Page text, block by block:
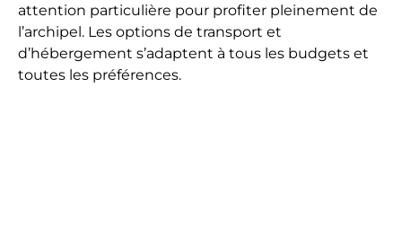
attention particulière pour profiter pleinement de
l’archipel. Les options de transport et
d’hébergement s’adaptent à tous les budgets et
toutes les préférences.